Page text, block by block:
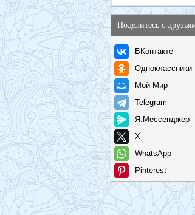
Поделитесь с
ВКонтакте
Одноклассники
Мой Мир
Telegram
Я.Мессенджер
X
WhatsApp
Pinterest